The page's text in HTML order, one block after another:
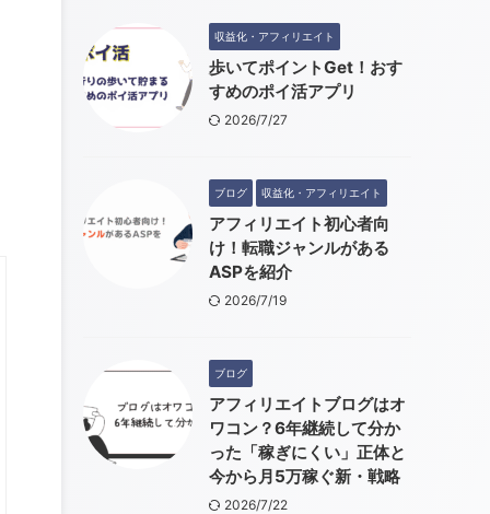
収益化・アフィリエイト
歩いてポイントGet！おす
すめのポイ活アプリ
2026/7/27
ブログ 収益化・アフィリエイト
アフィリエイト初心者向
け！転職ジャンルがある
ASPを紹介
2026/7/19
ブログ
アフィリエイトブログはオ
ワコン？6年継続して分か
った「稼ぎにくい」正体と
今から月5万稼ぐ新・戦略
2026/7/22